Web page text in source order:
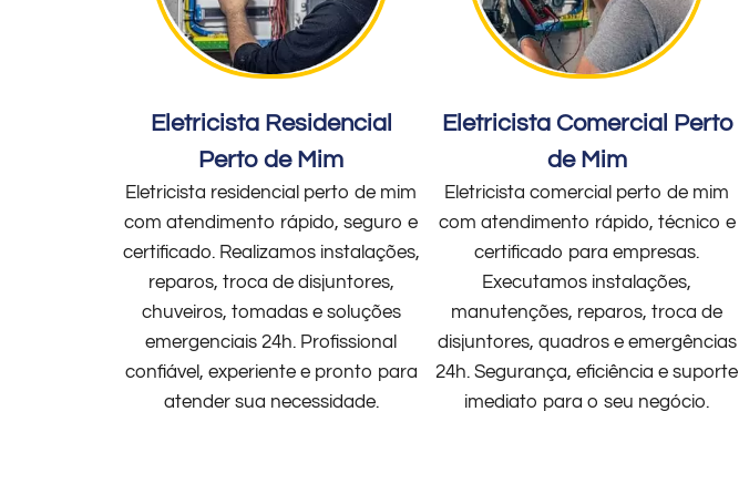
Eletricista Residencial
Perto de Mim
Eletricista residencial perto de mim
com atendimento rápido, seguro e
certificado. Realizamos instalações,
reparos, troca de disjuntores,
chuveiros, tomadas e soluções
emergenciais 24h. Profissional
confiável, experiente e pronto para
atender sua necessidade.
Eletricista Comercial Perto
de Mim
Eletricista comercial perto de mim
com atendimento rápido, técnico e
certificado para empresas.
Executamos instalações,
manutenções, reparos, troca de
disjuntores, quadros e emergências
24h. Segurança, eficiência e suporte
imediato para o seu negócio.